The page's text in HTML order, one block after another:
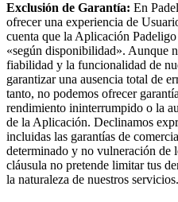
Exclusión de Garantía: En
ofrecer una experiencia de
cuenta que la Aplicación
«según disponibilidad». Aunque
fiabilidad y la funcionalidad de
garantizar una ausencia total de
tanto, no podemos ofrecer
rendimiento ininterrumpido o la
de la Aplicación. Declinamos
incluidas las garantías de
determinado y no vulneración de
cláusula no pretende limitar tus
la naturaleza de nuestros servicios.